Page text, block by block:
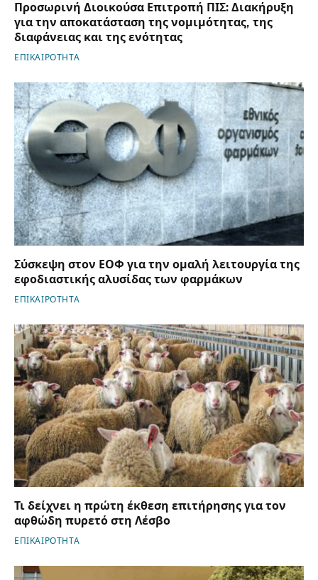
Προσωρινή Διοικούσα Επιτροπή ΠΙΣ: Διακήρυξη
για την αποκατάσταση της νομιμότητας, της
διαφάνειας και της ενότητας
ΕΠΙΚΑΙΡΟΤΗΤΑ
Σύσκεψη στον ΕΟΦ για την ομαλή λειτουργία της
εφοδιαστικής αλυσίδας των φαρμάκων
ΕΠΙΚΑΙΡΟΤΗΤΑ
Τι δείχνει η πρώτη έκθεση επιτήρησης για τον
αφθώδη πυρετό στη Λέσβο
ΕΠΙΚΑΙΡΟΤΗΤΑ